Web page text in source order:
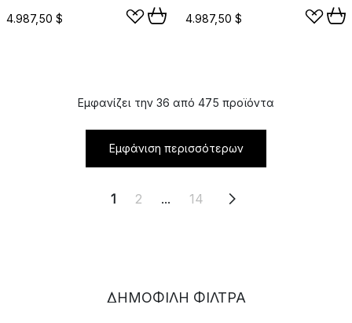
4.987,50 $
4.987,50 $
Εμφανίζει την 36 από 475 προϊόντα
Εμφάνιση περισσότερων
1 2 ... 14
ΔΗΜΟΦΙΛΉ ΦΊΛΤΡΑ